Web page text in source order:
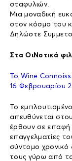
σταφυλιών.
Μια μοναδική
στον κόσμο του
Δηλώστε
Στα ΟιΝοτικά
Το Wine
16 Φεβρουαρίου
Το
απευθύνεται
έρθουν σε επαφή
επαγγελματίες
σύντομο χρονικό
τους γύρω από το